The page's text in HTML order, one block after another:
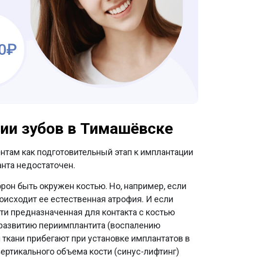
зубов в Тимашёвске
как подготовительный этап к имплантации
недостаточен.
быть окружен костью. Но, например, если
ее естественная атрофия. И если
предназначенная для контакта с костью
периимплантита (воспалению
прибегают при установке имплантатов в
объема кости (синус-лифтинг)